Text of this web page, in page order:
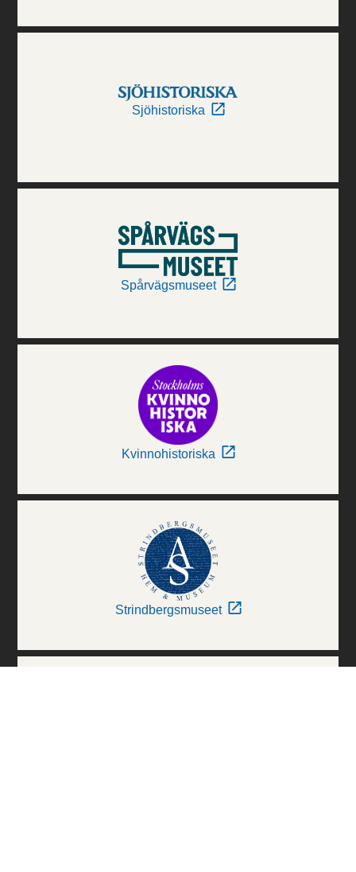
Sjöhistoriska
Spårvägsmuseet
Kvinnohistoriska
Strindbergsmuseet